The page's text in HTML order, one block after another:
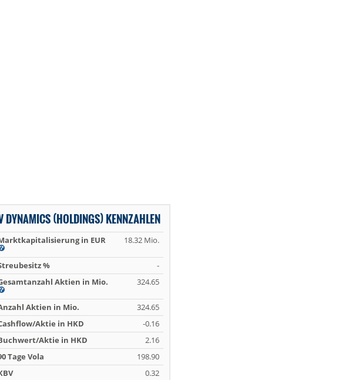
DYNAMICS (HOLDINGS) KENNZAHLEN
in EUR 18.32 Mio.
%
-
Aktien in Mio.
324.65
Aktien in Mio.
324.65
Aktie in HKD
-0.16
Aktie in HKD
2.16
Tage Vola
198.90
0.32